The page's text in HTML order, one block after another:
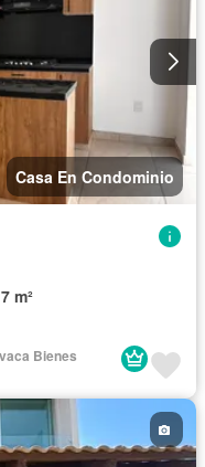
Casa En Condominio
m²
Bienes